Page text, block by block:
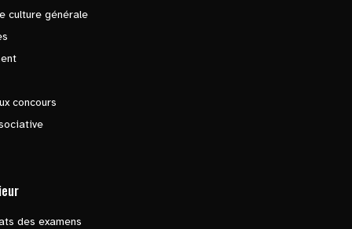
culture générale
concours
des examens